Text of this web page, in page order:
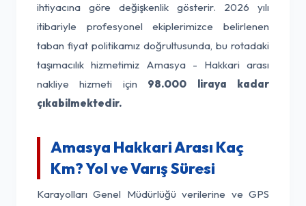
ihtiyacına göre değişkenlik gösterir. 2026 yılı
itibariyle profesyonel ekiplerimizce belirlenen
taban fiyat politikamız doğrultusunda, bu rotadaki
taşımacılık hizmetimiz Amasya - Hakkari arası
nakliye hizmeti için 98.000 liraya kadar
çıkabilmektedir.
Amasya Hakkari Arası Kaç
Km? Yol ve Varış Süresi
Karayolları Genel Müdürlüğü verilerine ve GPS